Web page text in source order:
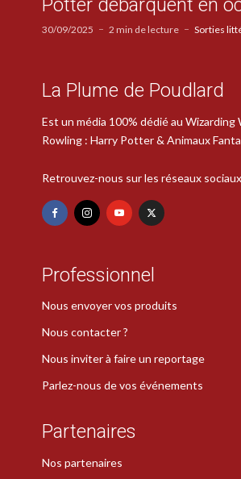
Potter débarquent en
30/09/2025 2 min de lecture Sorties
La Plume de Poudlard
Est un média 100% dédié au Wizarding
Rowling : Harry Potter & Animaux
Retrouvez-nous sur les réseaux
Professionnel
Nous envoyer vos produits
Nous contacter ?
Nous inviter à faire un reportage
Parlez-nous de vos événements
Partenaires
Nos partenaires